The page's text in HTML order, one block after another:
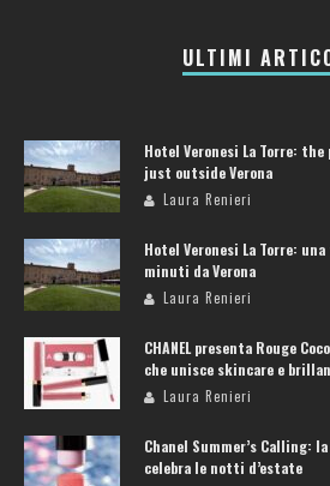
ULTIMI
Hotel Veronesi La Torre:
just outside Verona
Laura Renieri
Hotel Veronesi La Torre:
minuti da Verona
Laura Renieri
CHANEL presenta Rouge
che unisce skincare e
Laura Renieri
Chanel Summer’s Calling:
celebra le notti d’estate